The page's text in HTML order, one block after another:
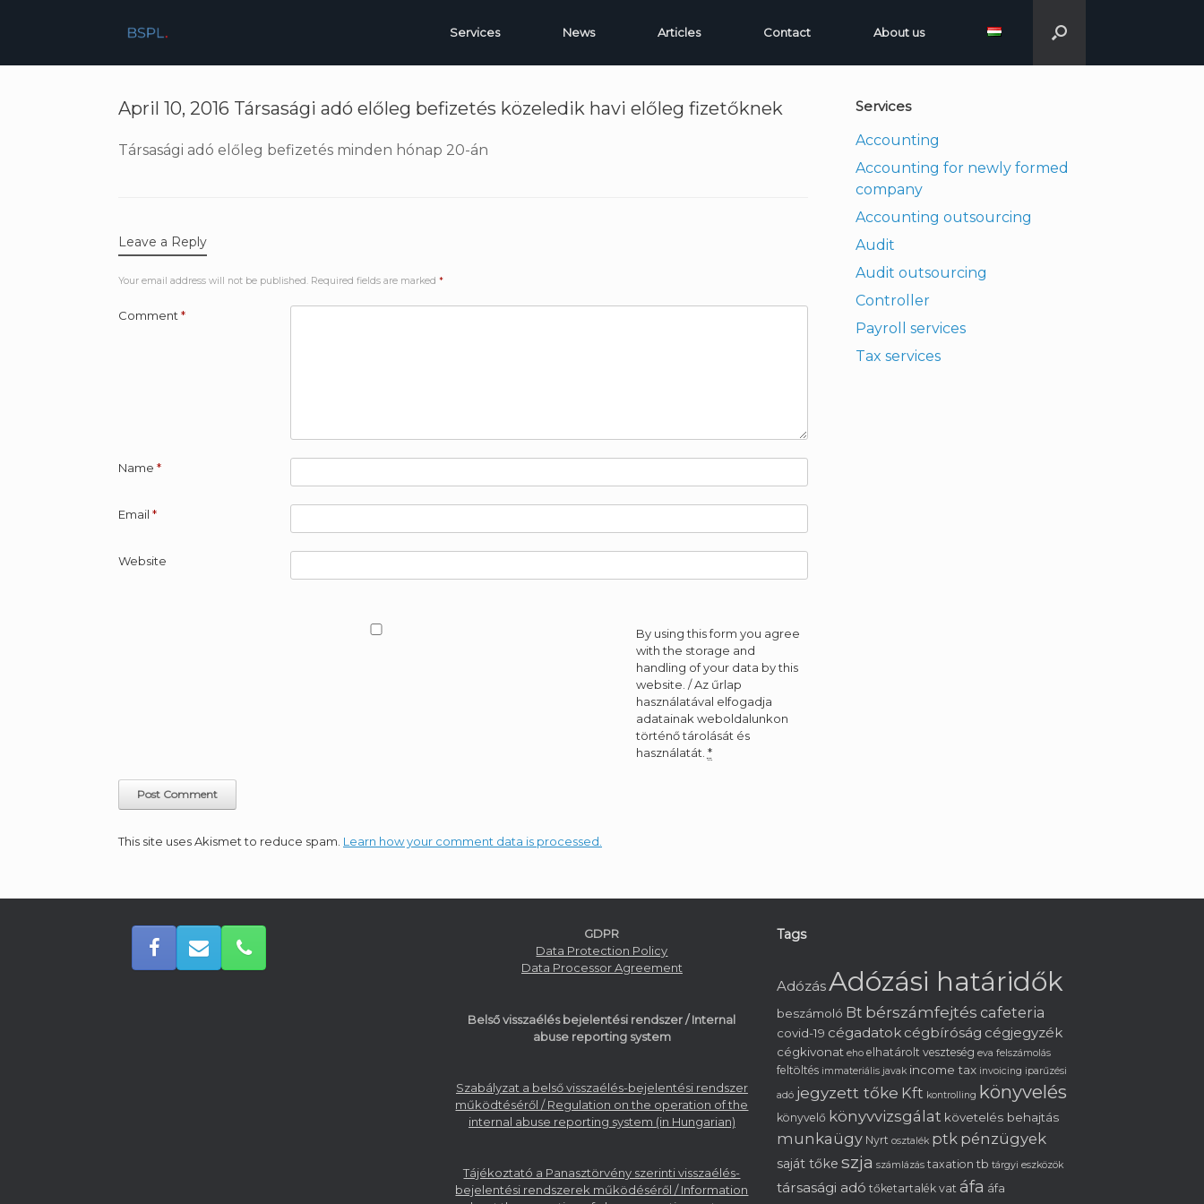
Services News Articles Contact About us
April 10, 2016 Társasági adó előleg befizetés közeledik havi előleg fizetőknek
Társasági adó előleg befizetés minden hónap 20-án
Leave a Reply
Your email address will not be published. Required fields are marked *
Comment *
Name *
Email *
Website
By using this form you agree
with the storage and
handling of your data by this
website. / Az űrlap
használatával elfogadja
adatainak weboldalunkon
történő tárolását és
használatát. *
This site uses Akismet to reduce spam. Learn how your comment data is processed.
Services
Accounting
Accounting for newly formed
company
Accounting outsourcing
Audit
Audit outsourcing
Controller
Payroll services
Tax services
GDPR
Data Protection Policy
Data Processor Agreement
Belső visszaélés bejelentési rendszer / Internal
abuse reporting system
Szabályzat a belső visszaélés-bejelentési rendszer
működtéséről / Regulation on the operation of the
internal abuse reporting system (in Hungarian)
Tájékoztató a Panasztörvény szerinti visszaélés-
bejelentési rendszerek működéséről / Information
Tags
AdózásAdózási határidők
beszámoló Bt bérszámfejtés cafeteria
covid-19 cégadatok cégbíróság cégjegyzék
cégkivonat eho elhatárolt veszteség eva felszámolás
feltöltés immateriális javak income tax invoicing iparűzési
adó jegyzett tőke Kft kontrolling könyvelés
könyvelő könyvvizsgálat követelés behajtás
munkaügy Nyrt osztalék ptk pénzügyek
saját tőke szja számlázás taxation tb tárgyi eszközök
társasági adó tőketartalék vat áfa áfa